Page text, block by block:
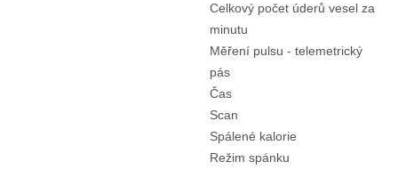
Celkový počet úderů vesel za
minutu
Měření pulsu - telemetrický
pás
Čas
Scan
Spálené kalorie
Režim spánku